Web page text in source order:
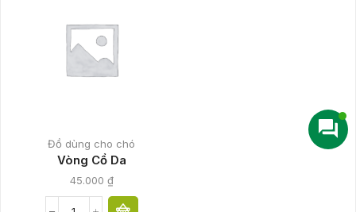
Đồ dùng cho chó
Vòng Cổ Da
45.000 ₫